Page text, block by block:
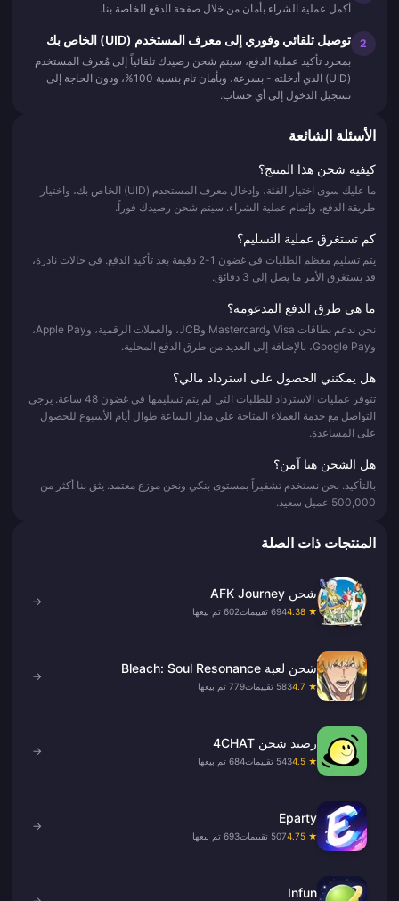
أكمل عملية الشراء بأمان من خلال صفحة الدفع الخاصة بنا.
2 توصيل تلقائي وفوري إلى معرف المستخدم (UID) الخاص بك
بمجرد تأكيد عملية الدفع، سيتم شحن رصيدك تلقائياً إلى مُعرف المستخدم
(UID) الذي أدخلته - بسرعة، وبأمان تام بنسبة 100%، ودون الحاجة إلى
تسجيل الدخول إلى أي حساب.
الأسئلة الشائعة
كيفية شحن هذا المنتج؟
ما عليك سوى اختيار الفئة، وإدخال معرف المستخدم (UID) الخاص بك، واختيار
طريقة الدفع، وإتمام عملية الشراء. سيتم شحن رصيدك فوراً.
كم تستغرق عملية التسليم؟
يتم تسليم معظم الطلبات في غضون 1-2 دقيقة بعد تأكيد الدفع. في حالات نادرة،
قد يستغرق الأمر ما يصل إلى 3 دقائق.
ما هي طرق الدفع المدعومة؟
نحن ندعم بطاقات Visa وMastercard وJCB، والعملات الرقمية، وApple Pay،
وGoogle Pay، بالإضافة إلى العديد من طرق الدفع المحلية.
هل يمكنني الحصول على استرداد مالي؟
تتوفر عمليات الاسترداد للطلبات التي لم يتم تسليمها في غضون 48 ساعة. يرجى
التواصل مع خدمة العملاء المتاحة على مدار الساعة طوال أيام الأسبوع للحصول
على المساعدة.
هل الشحن هنا آمن؟
بالتأكيد. نحن نستخدم تشفيراً بمستوى بنكي ونحن موزع معتمد. يثق بنا أكثر من
500,000 عميل سعيد.
المنتجات ذات الصلة
شحن AFK Journey
★ 4.38 694 تقييمات 602 تم بيعها
→
شحن لعبة Bleach: Soul Resonance
★ 4.7 583 تقييمات 779 تم بيعها
→
رصيد شحن 4CHAT
★ 4.5 543 تقييمات 684 تم بيعها
→
Eparty
★ 4.75 507 تقييمات 693 تم بيعها
→
Infun